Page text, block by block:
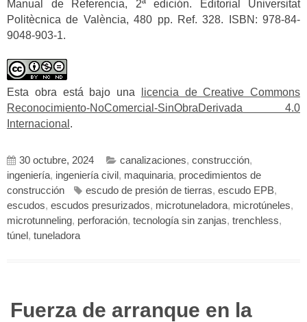
Manual de Referencia, 2ª edición. Editorial Universitat
Politècnica de València, 480 pp. Ref. 328. ISBN: 978-84-
9048-903-1.
Esta obra está bajo una
licencia de Creative Commons
Reconocimiento-NoComercial-SinObraDerivada 4.0
Internacional .
30 octubre, 2024 canalizaciones, construcción,
ingeniería, ingeniería civil , maquinaria, procedimientos de
construcción
escudo de presión de tierras, escudo EPB,
escudos, escudos presurizados, microtuneladora, microtúneles,
microtunneling, perforación, tecnología sin zanjas, trenchless,
túnel , tuneladora
Fuerza de arranque en la